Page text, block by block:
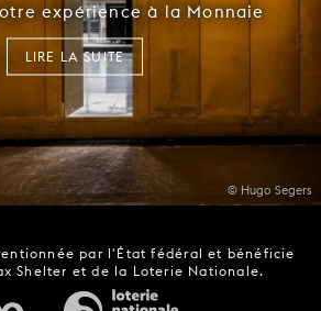
© Hugo Segers
expérience à la Monnaie
LIRE LA SUITE
par l'État fédéral et bénéficie
Shelter et de la Loterie Nationale.